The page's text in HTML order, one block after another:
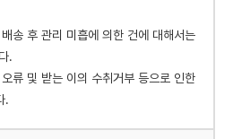
송 후 관리 미흡에 의한 건에 대해서는
.
류 및 받는 이의 수취거부 등으로 인한
.